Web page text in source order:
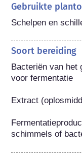
Gebruikte
Schelpen en
Soort bereiding
Bacteriën van het
voor fermentatie
Extract
schimmels of